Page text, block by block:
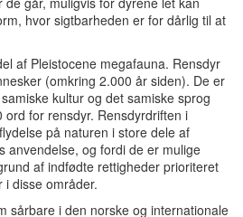
hvor sigtbarheden er for dårlig til at
af Pleistocene megafauna. Rensdyr
(omkring 2.000 år siden). De er
kultur og det samiske sprog
ord for rensdyr. Rensdyrdriften i
på naturen i store dele af
anvendelse, og fordi de er mulige
af indfødte rettigheder prioriteret
i disse områder.
sårbare i den norske og internationale